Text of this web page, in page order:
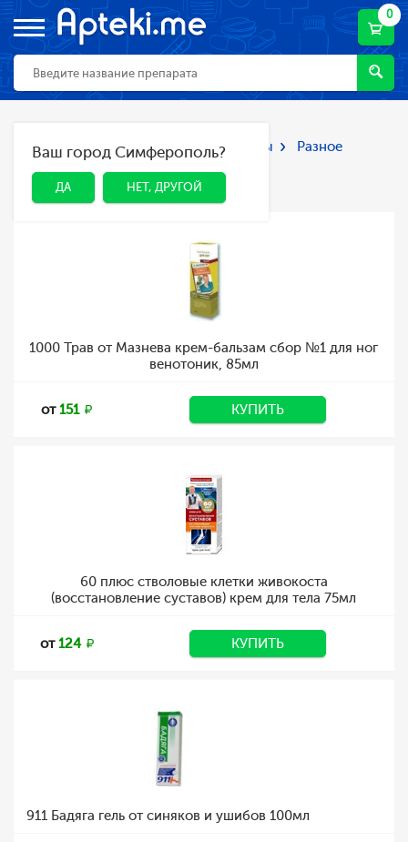
0
ДА НЕТ, ДРУГОЙ
Ваш город Симферополь?
ДА НЕТ, ДРУГОЙ
Главная Каталог Лекарства и БАДы Разное
Разное
1000 Трав от Мазнева крем-бальзам сбор №1 для ног
венотоник, 85мл
от151 КУПИТЬ
60 плюс стволовые клетки живокоста
(восстановление суставов) крем для тела 75мл
от124 КУПИТЬ
911 Бадяга гель от синяков и ушибов 100мл